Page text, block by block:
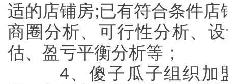
适的店铺房;已有符合条件
商圈分析、可行性分析、
估、盈亏平衡分析等；
4、傻子瓜子组织加